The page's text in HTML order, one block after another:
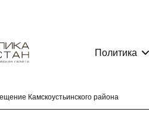
Политика
Камскоустьинского района